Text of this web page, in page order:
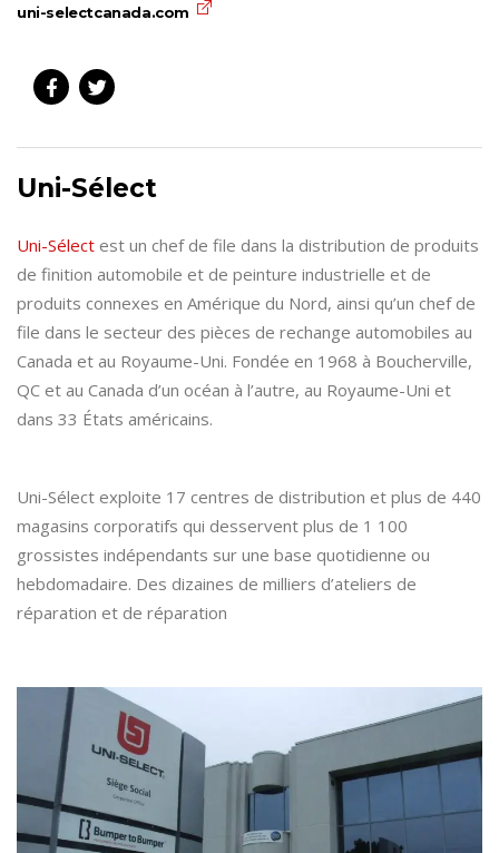
uni-selectcanada.com
Uni-Sélect
Uni-Sélect est un chef de file dans la distribution de produits
de finition automobile et de peinture industrielle et de
produits connexes en Amérique du Nord, ainsi qu’un chef de
file dans le secteur des pièces de rechange automobiles au
Canada et au Royaume-Uni. Fondée en 1968 à Boucherville,
QC et au Canada d’un océan à l’autre, au Royaume-Uni et
dans 33 États américains.
Uni-Sélect exploite 17 centres de distribution et plus de 440
magasins corporatifs qui desservent plus de 1 100
grossistes indépendants sur une base quotidienne ou
hebdomadaire. Des dizaines de milliers d’ateliers de
réparation et de réparation